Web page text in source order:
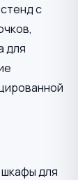
с
для
для